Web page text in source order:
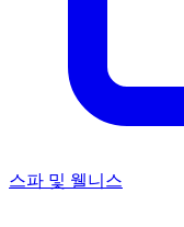
스파 및 웰니스